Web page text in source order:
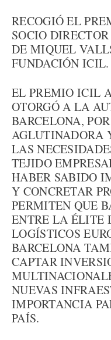
RECOGIÓ EL
SOCIO
DE MIQUEL
FUNDACIÓN ICIL.
EL PREMIO ICIL
OTORGÓ A LA
BARCELONA,
AGLUTINADORA
LAS
TEJIDO
HABER SABIDO
Y CONCRETAR
PERMITEN QUE
ENTRE LA ÉLITE
LOGÍSTICOS
BARCELONA
CAPTAR
NUEVAS
IMPORTANCIA
PAÍS.